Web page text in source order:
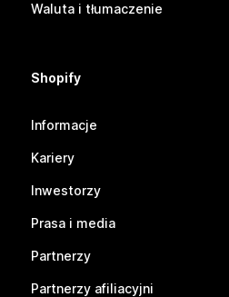
Waluta i tłumaczenie
Shopify
Informacje
Kariery
Inwestorzy
Prasa i media
Partnerzy
Partnerzy afiliacyjni